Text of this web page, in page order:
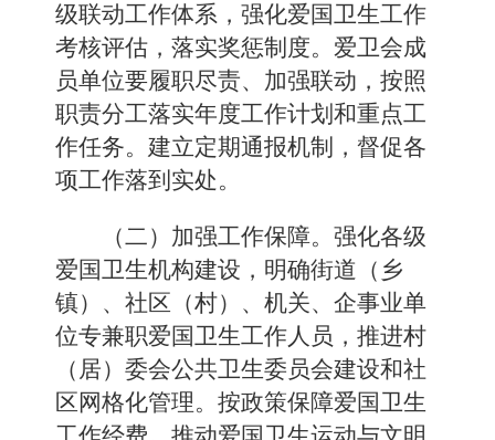
级联动工作体系，强化爱国卫生工作
考核评估，落实奖惩制度。爱卫会成
员单位要履职尽责、加强联动，按照
职责分工落实年度工作计划和重点工
作任务。建立定期通报机制，督促各
项工作落到实处。
（二）加强工作保障。 强化各级
爱国卫生机构建设，明确街道（乡
镇）、社区（村）、机关、企事业单
位专兼职爱国卫生工作人员，推进村
（居）委会公共卫生委员会建设和社
区网格化管理。按政策保障爱国卫生